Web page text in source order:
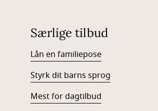
Særlige tilbud
Lån en familiepose
Styrk dit barns sprog
Mest for dagtilbud